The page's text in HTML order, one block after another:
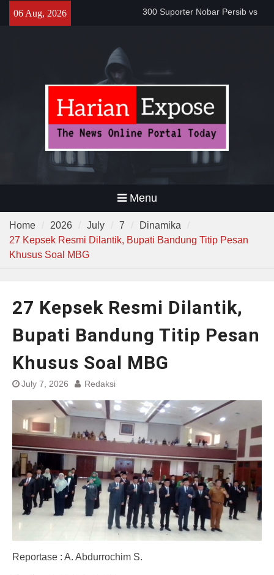
06 Aug, 2026
Proyek Jalan Batubantar –
Menu
Home 2026 July 7
Dinamika
27 Kepsek Resmi Dilantik, Bupati Bandung Titip Pesan
Khusus Soal MBG
27 Kepsek Resmi Dilantik,
Bupati Bandung Titip Pesan
Khusus Soal MBG
July 7, 2026 Redaksi
Reportase : A. Abdurrochim S.